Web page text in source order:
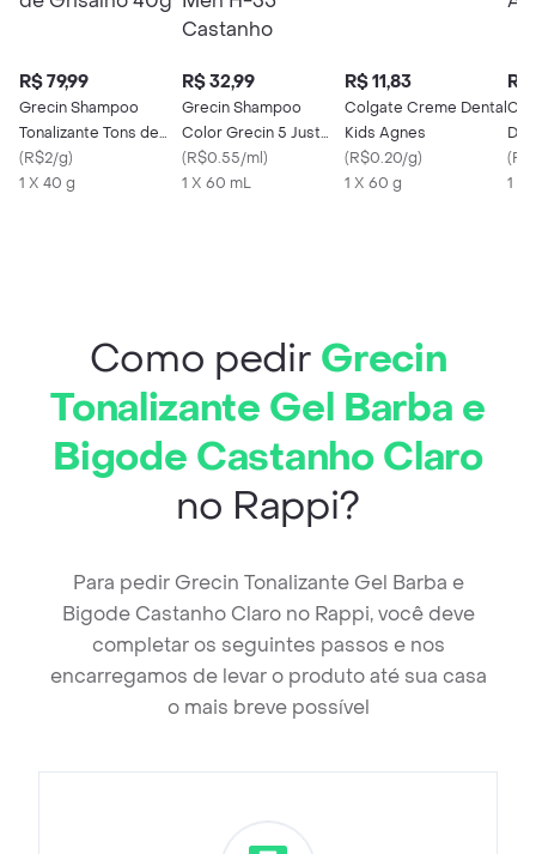
R$ 79,99
Grecin Shampoo
Tonalizante Tons de
Grisalho 40g
(R$2/g)
1 X 40 g
R$ 32,99
Grecin Shampoo
Color Grecin 5 Just
For Men H-35
Castanho
(R$0.55/ml)
1 X 60 mL
R$ 11,83
Colgate Creme Dental
Kids Agnes
(R$0.20/g)
1 X 60 g
R$
6+
(
1 X
Como pedir Grecin
Tonalizante Gel Barba e
Bigode Castanho Claro
no Rappi?
Para pedir Grecin Tonalizante Gel Barba e
Bigode Castanho Claro no Rappi, você deve
completar os seguintes passos e nos
encarregamos de levar o produto até sua casa
o mais breve possível